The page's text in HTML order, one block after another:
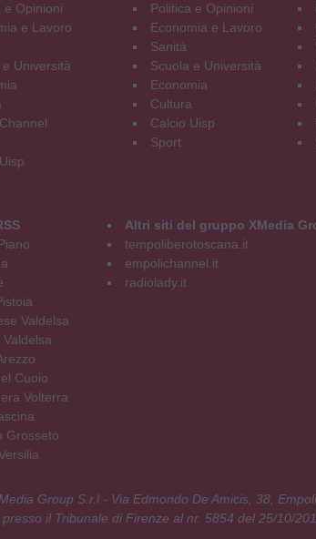
e Opinioni
e Lavoro
e Università
Politica e Opinioni
Economia e Lavoro
Sanità
Scuola e Università
Economia
Cultura
Calcio Uisp
Sport
Valdelsa
Valdelsa
Cuoio
Volterra
Grosseto
Altri siti del gruppo XMedia
tempoliberotoscana.it
empolichannel.it
radiolady.it
Group S.r.l - Via Edmondo De Amicis, 38,
il Tribunale di Firenze al nr. 5854 del 25/10/